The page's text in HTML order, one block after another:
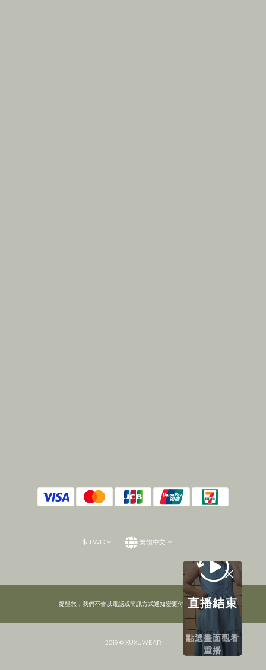
$ TWD 繁體中文
提醒您，我們不會以電話或簡訊方式通知變更付款方式。
2019 © XUXUWEAR
直播結束
點選畫面觀看
重播